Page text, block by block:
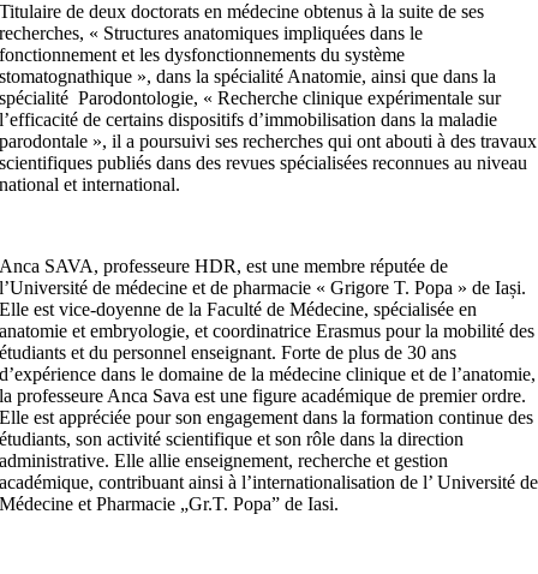
Titulaire de deux doctorats en médecine obtenus à la suite de ses
recherches, « Structures anatomiques impliquées dans le
fonctionnement et les dysfonctionnements du système
stomatognathique », dans la spécialité Anatomie, ainsi que dans la
spécialité Parodontologie, « Recherche clinique expérimentale sur
l’efficacité de certains dispositifs d’immobilisation dans la maladie
parodontale », il a poursuivi ses recherches qui ont abouti à des travaux
scientifiques publiés dans des revues spécialisées reconnues au niveau
national et international.
Anca SAVA, professeure HDR, est une membre réputée de
l’Université de médecine et de pharmacie « Grigore T. Popa » de Iași.
Elle est vice-doyenne de la Faculté de Médecine, spécialisée en
anatomie et embryologie, et coordinatrice Erasmus pour la mobilité des
étudiants et du personnel enseignant. Forte de plus de 30 ans
d’expérience dans le domaine de la médecine clinique et de l’anatomie,
la professeure Anca Sava est une figure académique de premier ordre.
Elle est appréciée pour son engagement dans la formation continue des
étudiants, son activité scientifique et son rôle dans la direction
administrative. Elle allie enseignement, recherche et gestion
académique, contribuant ainsi à l’internationalisation de l’ Université de
Médecine et Pharmacie „Gr.T. Popa” de Iasi.